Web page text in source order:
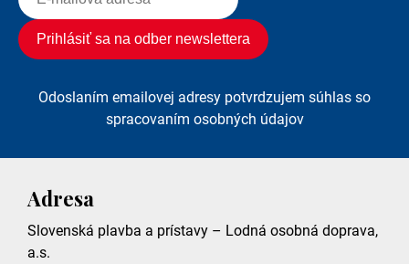
Odoslaním emailovej adresy potvrdzujem súhlas so
spracovaním osobných údajov
Adresa
Slovenská plavba a prístavy – Lodná osobná doprava,
a.s.